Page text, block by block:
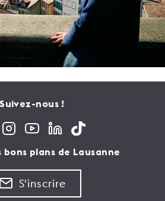
Suivez-nous !
bons plans de Lausanne
S'inscrire